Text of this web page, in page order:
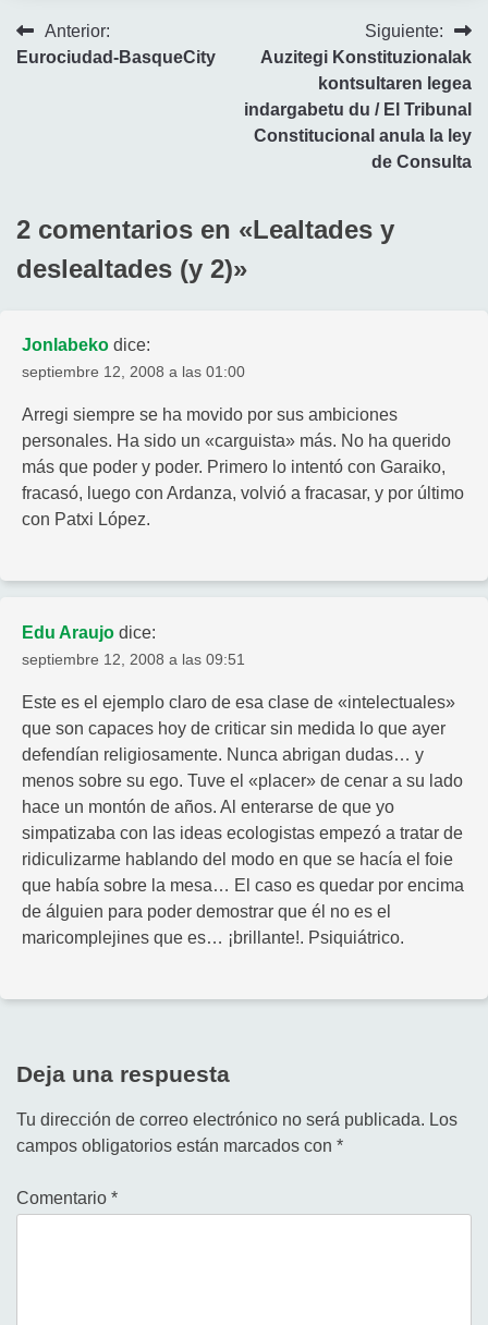
Navegación
Anterior:
Eurociudad-BasqueCity
Siguiente:
Auzitegi Konstituzionalak
kontsultaren legea
indargabetu du / El Tribunal
Constitucional anula la ley
de Consulta
2 comentarios en «Lealtades y
deslealtades (y 2)»
Jonlabeko dice:
septiembre 12, 2008 a las 01:00
Arregi siempre se ha movido por sus ambiciones
personales. Ha sido un «carguista» más. No ha querido
más que poder y poder. Primero lo intentó con Garaiko,
fracasó, luego con Ardanza, volvió a fracasar, y por último
con Patxi López.
Edu Araujo dice:
septiembre 12, 2008 a las 09:51
Este es el ejemplo claro de esa clase de «intelectuales»
que son capaces hoy de criticar sin medida lo que ayer
defendían religiosamente. Nunca abrigan dudas… y
menos sobre su ego. Tuve el «placer» de cenar a su lado
hace un montón de años. Al enterarse de que yo
simpatizaba con las ideas ecologistas empezó a tratar de
ridiculizarme hablando del modo en que se hacía el foie
que había sobre la mesa… El caso es quedar por encima
de álguien para poder demostrar que él no es el
maricomplejines que es… ¡brillante!. Psiquiátrico.
Deja una respuesta
Tu dirección de correo electrónico no será publicada. Los
campos obligatorios están marcados con *
Comentario *